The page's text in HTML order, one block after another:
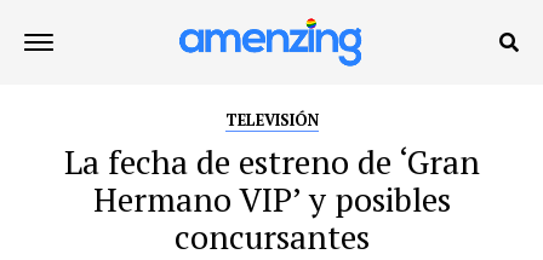
TELEVISIÓN
La fecha de estreno de ‘Gran
Hermano VIP’ y posibles
concursantes